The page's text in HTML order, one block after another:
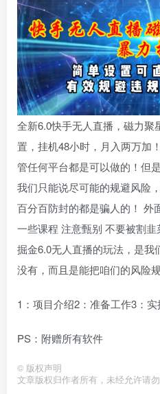
全新6.0快手无人直播，磁力
置，挂机48小时，月入两万加
管任何平台都是可以做的！但
我们只能说尽可能的规避风险
百分百防封的都是骗人的！ 外
一些课程 注意甄别 不要被割
掘金6.0无人直播的玩法，是我
没有，而且是能把咱们的风险
1：项目介绍2：准备工作3：
PS：附赠所有软件
© 版权声明
文章版权归作者所有，未经允许请勿